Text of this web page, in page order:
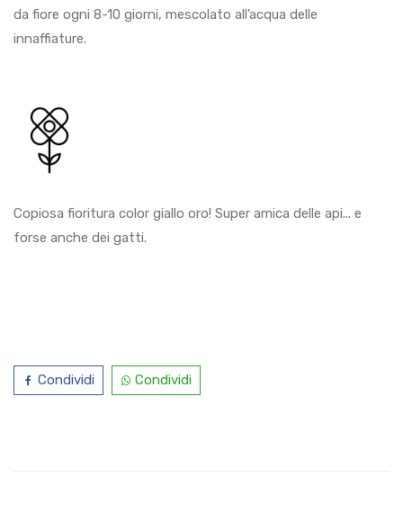
da fiore ogni 8-10 giorni, mescolato all’acqua delle
innaffiature.
Copiosa fioritura color giallo oro! Super amica delle api... e
forse anche dei gatti.
Condividi Condividi